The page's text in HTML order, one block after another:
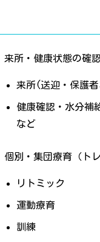
来所・健康状態の確
来所(送迎・保護
健康確認・水分補
など
個別・集団療育（ト
リトミック
運動療育
訓練